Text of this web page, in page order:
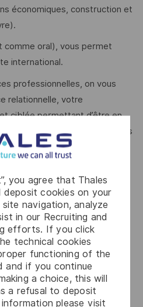
you agree that Thales
cookies on your
navigation, analyze
in our Recruiting and
efforts. If you click
technical cookies
functioning of the
and if you continue
a choice, this will
a refusal to deposit
please visit
économiques, construction et
comme oral), vous permet
international.
professionnelles, on vous
relationnelle, votre
ciblée permettant d’être en
haut niveau d’exigence. Vous
travail en équipe, faites
l’adhésion des équipes
et synthétique et
facilement sur des sujets
: rejoignez Thales et
de confiance !
Engagée, reconnait
est notre meilleur
nous !